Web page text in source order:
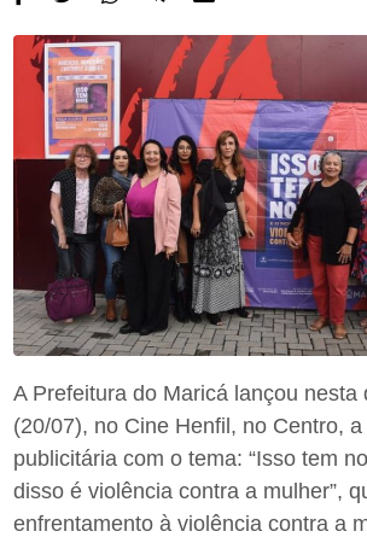
A Prefeitura do Maricá lançou nesta
(20/07), no Cine Henfil, no Centro,
publicitária com o tema: “Isso tem
disso é violência contra a mulher”,
enfrentamento à violência contra a